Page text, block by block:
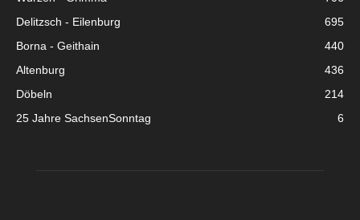
Delitzsch - Eilenburg
695
Borna - Geithain
440
Altenburg
436
Döbeln
214
25 Jahre SachsenSonntag
6